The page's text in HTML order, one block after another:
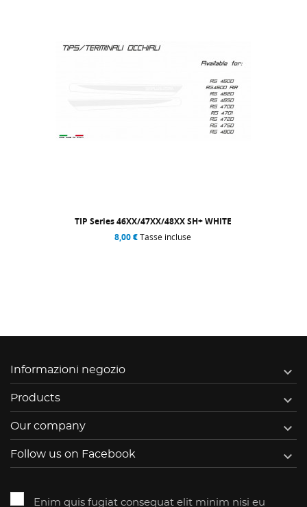
TIP Series 46XX/47XX/48XX SH+ WHITE
8,00 €Tasse incluse
Informazioni negozio 
Products 
Our company 
Follow us on Facebook 
Enim quis fugiat consequat elit minim nisi eu